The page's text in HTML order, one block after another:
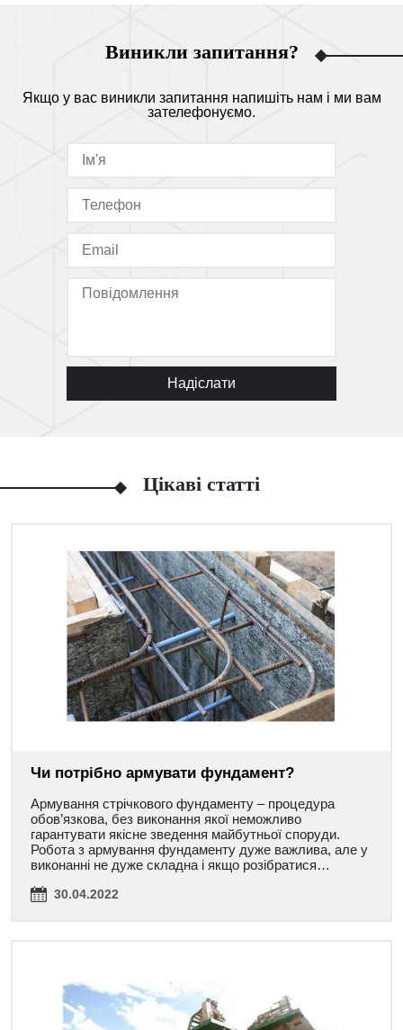
Виникли запитання?
Якщо у вас виникли запитання напишіть нам і ми вам
зателефонуємо.
Надіслати
Цікаві статті
Чи потрібно армувати фундамент?
Армування стрічкового фундаменту – процедура
обов’язкова, без виконання якої неможливо
гарантувати якісне зведення майбутньої споруди.
Робота з армування фундаменту дуже важлива, але у
виконанні не дуже складна і якщо розібратися…
30.04.2022